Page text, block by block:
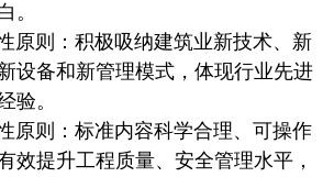
。
则：积极吸纳建筑业新技术、新
设备和新管理模式，体现行业先进
验。
则：标准内容科学合理、可操作
效提升工程质量、安全管理水平，